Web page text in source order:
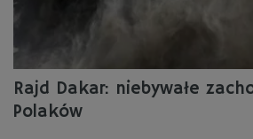
Rajd Dakar: niebywałe
Polaków